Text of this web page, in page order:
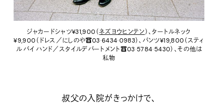
ジャカードシャツ¥31,900（ネズヨウヒンテン）、タートルネック
¥9,900（ドレス／にしのや☎03·6434·0983）、パンツ¥19,800（スティ
ル バイ ハンド／スタイルデパートメント☎03·5784·5430）、その他は
私物
叔父の入院がきっかけで、